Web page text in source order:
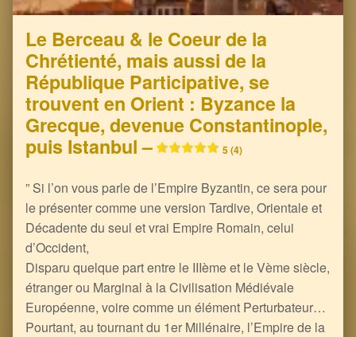
Le Berceau & le Coeur de la
Chrétienté, mais aussi de la
République Participative, se
trouvent en Orient : Byzance la
Grecque, devenue Constantinople,
puis Istanbul –
5 (4)
” Si l’on vous parle de l’Empire Byzantin, ce sera pour
le présenter comme une version Tardive, Orientale et
Décadente du seul et vrai Empire Romain, celui
d’Occident,
Disparu quelque part entre le IIIème et le Vème siècle,
étranger ou Marginal à la Civilisation Médiévale
Européenne, voire comme un élément Perturbateur…
Pourtant, au tournant du 1er Millénaire, l’Empire de la